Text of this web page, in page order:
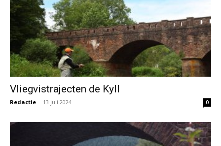
Vliegvistrajecten de Kyll
Redactie - 13 juli 2024 0